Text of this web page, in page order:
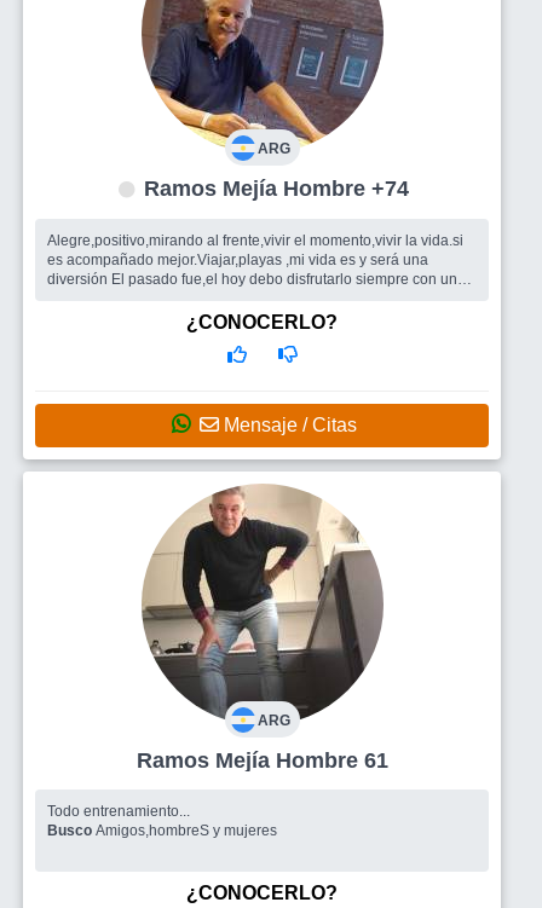
ARG
Ramos Mejía Hombre +74
Alegre,positivo,mirando al frente,vivir el momento,vivir la vida.si
es acompañado mejor.Viajar,playas ,mi vida es y será una
diversión El pasado fue,el hoy debo disfrutarlo siempre con una
Amigos,una mujer.¿CONOCERLO?
Mensaje / Citas
ARG
Ramos Mejía Hombre 61
Todo entrenamiento...
Busco Amigos,hombreS y mujeres
¿CONOCERLO?